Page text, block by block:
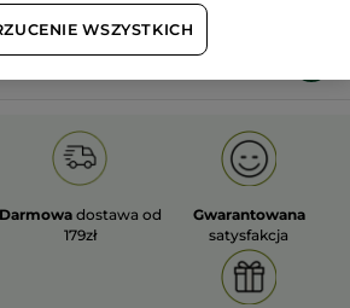
PRZECIWSTARZENIOWE
Darmowa dostawa od
179zł
Gwarantowana
satysfakcja
WSZYSTKICH